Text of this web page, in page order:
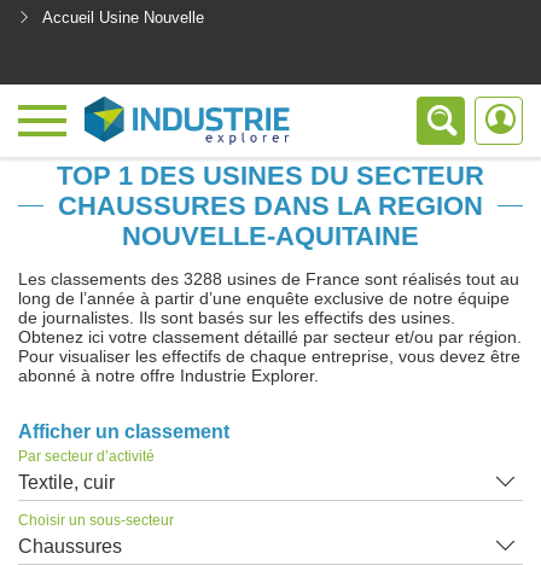
Accueil Usine Nouvelle
TOP 1 DES USINES DU SECTEUR
CHAUSSURES DANS LA REGION
NOUVELLE-AQUITAINE
Les classements des 3288 usines de France sont réalisés tout au
long de l’année à partir d’une enquête exclusive de notre équipe
de journalistes. Ils sont basés sur les effectifs des usines.
Obtenez ici votre classement détaillé par secteur et/ou par région.
Pour visualiser les effectifs de chaque entreprise, vous devez être
abonné à notre offre Industrie Explorer.
Afficher un classement
Par secteur d’activité
Textile, cuir
Choisir un sous-secteur
Chaussures